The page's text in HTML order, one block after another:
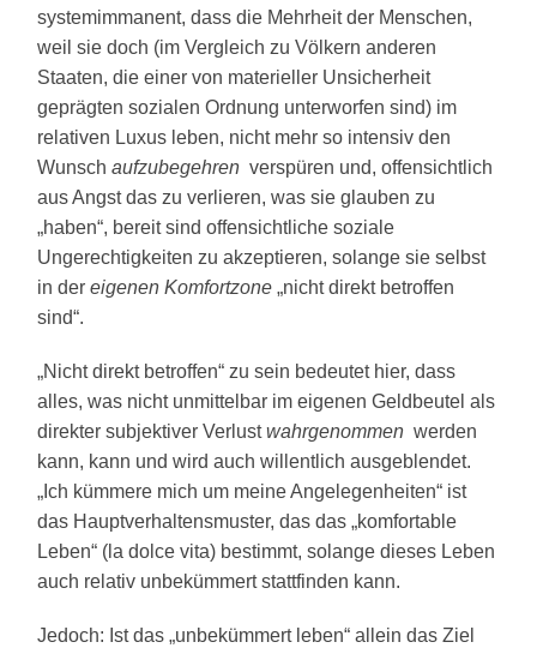
systemimmanent, dass die Mehrheit der Menschen,
weil sie doch (im Vergleich zu Völkern anderen
Staaten, die einer von materieller Unsicherheit
geprägten sozialen Ordnung unterworfen sind) im
relativen Luxus leben, nicht mehr so intensiv den
Wunschaufzubegehren verspüren und, offensichtlich
aus Angst das zu verlieren, was sie glauben zu
„haben“, bereit sind offensichtliche soziale
Ungerechtigkeiten zu akzeptieren, solange sie selbst
in dereigenen Komfortzone „nicht direkt betroffen
sind“.
„Nicht direkt betroffen“ zu sein bedeutet hier, dass
alles, was nicht unmittelbar im eigenen Geldbeutel als
direkter subjektiver Verlustwahrgenommen werden
kann, kann und wird auch willentlich ausgeblendet.
„Ich kümmere mich um meine Angelegenheiten“ ist
das Hauptverhaltensmuster, das das „komfortable
Leben“ (la dolce vita) bestimmt, solange dieses Leben
auch relativ unbekümmert stattfinden kann.
Jedoch: Ist das „unbekümmert leben“ allein das Ziel